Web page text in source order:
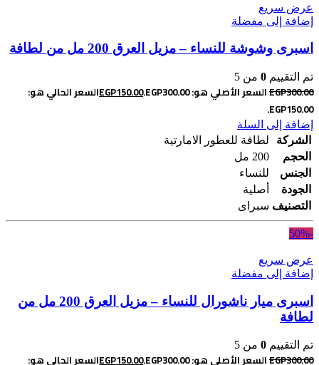
عرض سريع
إضافة إلى مفضلة
اسبرى وشوشة للنساء – مزيل العرق 200 مل من لطافة
تم التقييم 0 من 5
EGP300.00 السعر الأصلي هو: EGP300.00. EGP150.00
السعر الحالي هو:
EGP150.00.
إضافة إلى السلة
الشركة
لطافة للعطور الامارتية
الحجم
200 مل
الجنس
للنساء
الجودة
أصلية
التصنيف سبراى
-50%
عرض سريع
إضافة إلى مفضلة
اسبرى ميار ناشورال للنساء – مزيل العرق 200 مل من
لطافة
تم التقييم 0 من 5
EGP300.00 السعر الأصلي هو: EGP300.00. EGP150.00 السعر الحالي هو: